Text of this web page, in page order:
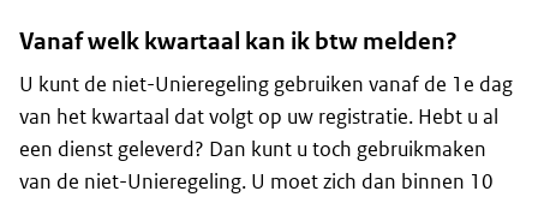
Vanaf welk kwartaal kan ik btw melden?
U kunt de niet-Unieregeling gebruiken vanaf de 1e dag
van het kwartaal dat volgt op uw registratie. Hebt u al
een dienst geleverd? Dan kunt u toch gebruikmaken
van de niet-Unieregeling. U moet zich dan binnen 10